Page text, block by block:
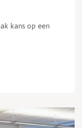
kans op een